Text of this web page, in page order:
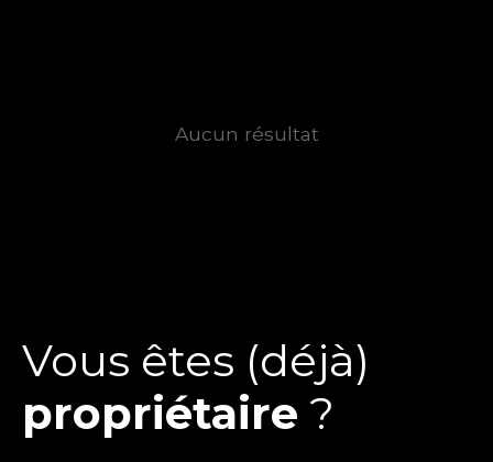
Aucun résultat
Vous êtes (déjà)
propriétaire ?